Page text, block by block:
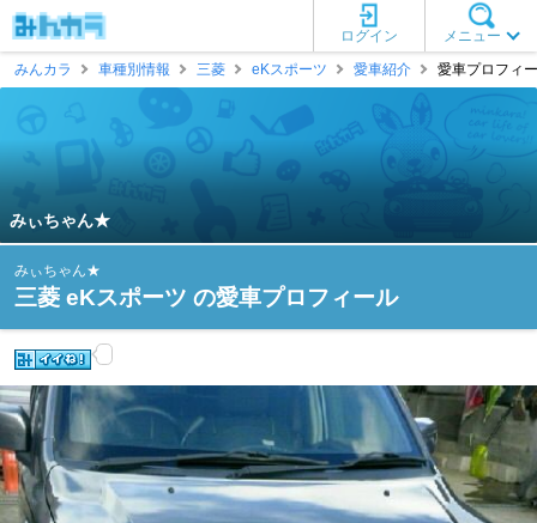
メニュー
ログイン
みんカラ
車種別情報 三菱 eKスポーツ 愛車紹介 愛車プロフィ
みぃちゃん★
みぃちゃん★
三菱 eKスポーツ の愛車プロフィール